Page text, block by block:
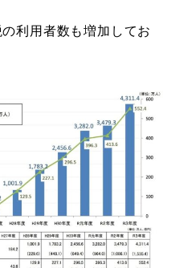
利用者数も増加してお